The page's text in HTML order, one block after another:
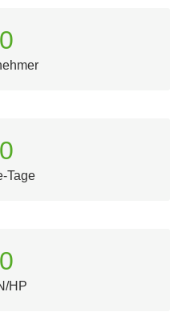
0
0
Tage
0
HP